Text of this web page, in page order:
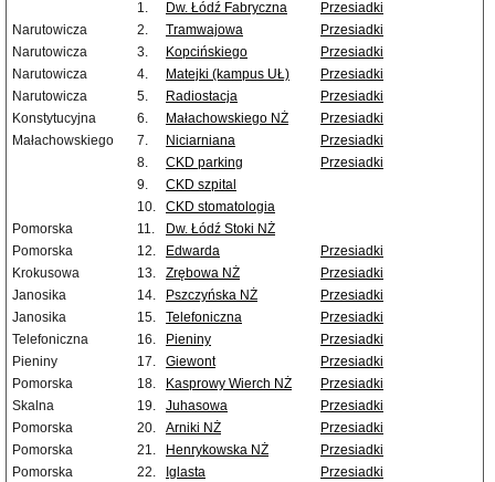
1.
Dw. Łódź Fabryczna
Przesiadki
Narutowicza
2. Tramwajowa
Przesiadki
Narutowicza
3. Kopcińskiego
Przesiadki
Narutowicza
4. Matejki (kampus UŁ)
Przesiadki
Narutowicza
5. Radiostacja
Przesiadki
Konstytucyjna
6. Małachowskiego NŻ
Przesiadki
Małachowskiego
7. Niciarniana
Przesiadki
8.
CKD parking
Przesiadki
9.
CKD szpital
10.
CKD stomatologia
Pomorska
11.
Dw. Łódź Stoki NŻ
Pomorska
12. Edwarda
Przesiadki
Krokusowa
13. Zrębowa NŻ
Przesiadki
Janosika
14. Pszczyńska NŻ
Przesiadki
Janosika
15. Telefoniczna
Przesiadki
Telefoniczna
16. Pieniny
Przesiadki
Pieniny
17. Giewont
Przesiadki
Pomorska
18. Kasprowy Wierch NŻ
Przesiadki
Skalna
19. Juhasowa
Przesiadki
Pomorska
20. Arniki NŻ
Przesiadki
Pomorska
21. Henrykowska NŻ
Przesiadki
Pomorska
22. Iglasta
Przesiadki